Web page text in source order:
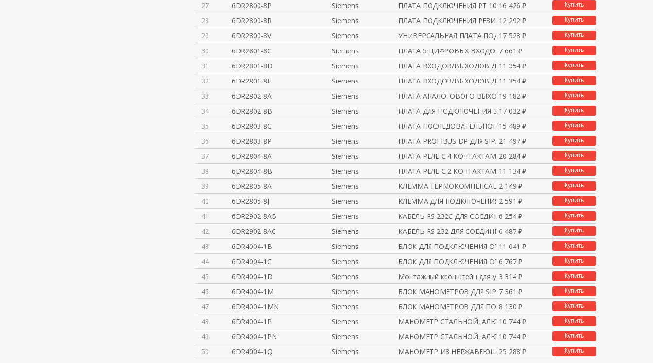
27 6DR2800-8P Siemens ПЛАТА ПОДКЛЮЧЕНИЯ PT 100 ТЕРМО
16 426 ₽ Купить
28 6DR2800-8R Siemens ПЛАТА ПОДКЛЮЧЕНИЯ РЕЗИСТИВНЫХ
12 292 ₽ Купить
29 6DR2800-8V Siemens УНИВЕРСАЛЬНАЯ ПЛАТА ПОДКЛЮЧЕНИ
17 528 ₽ Купить
30 6DR2801-8C Siemens ПЛАТА 5 ЦИФРОВЫХ ВХОДОВ7 661 ₽ Купить
31 6DR2801-8D Siemens ПЛАТА ВХОДОВ/ВЫХОДОВ ДЛЯ ВЫДАЧ
11 354 ₽ Купить
32 6DR2801-8E Siemens ПЛАТА ВХОДОВ/ВЫХОДОВ ДЛЯ ВЫДАЧ
11 354 ₽ Купить
33 6DR2802-8A Siemens ПЛАТА АНАЛОГОВОГО ВЫХОДА Y-HOL
19 182 ₽ Купить
34 6DR2802-8B Siemens ПЛАТА ДЛЯ ПОДКЛЮЧЕНИЯ 3 АНАЛОГ
17 032 ₽ Купить
35 6DR2803-8C Siemens ПЛАТА ПОСЛЕДОВАТЕЛЬНОГО ПОРТА
15 489 ₽ Купить
36 6DR2803-8P Siemens ПЛАТА PROFIBUS DP ДЛЯ SIPART D
21 497 ₽ Купить
37 6DR2804-8A Siemens ПЛАТА РЕЛЕ С 4 КОНТАКТАМИ20 284 ₽ Купить
38 6DR2804-8B Siemens ПЛАТА РЕЛЕ С 2 КОНТАКТАМИ11 134 ₽ Купить
39 6DR2805-8A Siemens КЛЕММА ТЕРМОКОМПЕНСАЦИИ2 149 ₽ Купить
40 6DR2805-8J Siemens КЛЕММА ДЛЯ ПОДКЛЮЧЕНИЯ СИГНАЛО
2 591 ₽ Купить
41 6DR2902-8AB Siemens КАБЕЛЬ RS 232C ДЛЯ СОЕДИНЕНИЯ
6 254 ₽ Купить
42 6DR2902-8AC Siemens КАБЕЛЬ RS 232 ДЛЯ СОЕДИНЕНИЯ К
6 487 ₽ Купить
43 6DR4004-1B Siemens БЛОК ДЛЯ ПОДКЛЮЧЕНИЯ ОТСЕЧНОГО
11 041 ₽ Купить
44 6DR4004-1C Siemens БЛОК ДЛЯ ПОДКЛЮЧЕНИЯ ОТСЕЧНОГО
6 767 ₽ Купить
45 6DR4004-1D Siemens Монтажный кронштейн для устано
3 314 ₽ Купить
46 6DR4004-1M Siemens БЛОК МАНОМЕТРОВ ДЛЯ SIPART PS2
7 361 ₽ Купить
47 6DR4004-1MN Siemens БЛОК МАНОМЕТРОВ ДЛЯ ПОЗИЦИОНЕР
8 130 ₽ Купить
48 6DR4004-1P Siemens МАНОМЕТР СТАЛЬНОЙ, АЛЮМИНИЕВЫЙ
10 744 ₽ Купить
49 6DR4004-1PN Siemens МАНОМЕТР СТАЛЬНОЙ, АЛЮМИНИЕВЫЙ
10 744 ₽ Купить
50 6DR4004-1Q Siemens МАНОМЕТР ИЗ НЕРЖАВЕЮЩЕЙ СТАЛИ
25 288 ₽ Купить